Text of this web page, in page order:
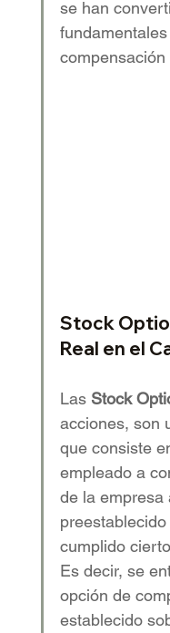
se han
Stock
Real en el
Las Stock
acciones, son
que consiste
empleado a
de la empresa
preestablecido
cumplido
Es decir, se
opción de
establecido